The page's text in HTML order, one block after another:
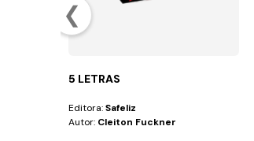
❮
5 LETRAS
Editora:Safeliz
Autor: Cleiton Fuckner